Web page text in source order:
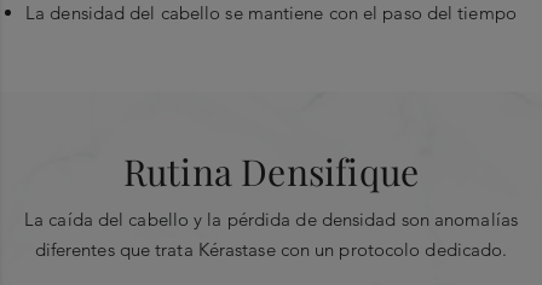
La densidad del cabello se mantiene con el paso del tiempo
aplicador. 2. Presionar el aplicador para destinar el
tratamiento directamente sobre el cuero
cabelludo. 3. Dividir el cabello en secciones
interacción entre las células madre y así despertar a los
folículos inactivos.
Complejo Glicano: restaura el cabello con un aspecto más
grueso.
”
Rutina Densifique
La caída del cabello y la pérdida de densidad son anomalías
diferentes que trata Kérastase con un protocolo dedicado.